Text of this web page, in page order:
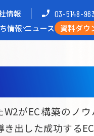
情報 03-5148-
情報 ニュース 資料ダウ
ECサイト構築
体制
がEC構築のノウ
出した成功する